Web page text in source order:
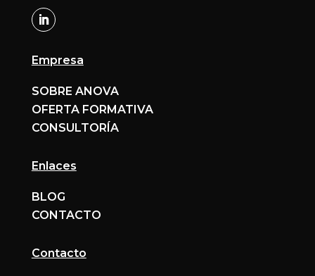
Empresa
SOBRE ANOVA
OFERTA FORMATIVA
CONSULTORÍA
Enlaces
BLOG
CONTACTO
Contacto